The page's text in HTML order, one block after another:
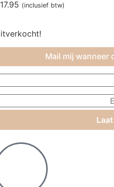
17.95 (inclusief btw)
Mail mij wanneer